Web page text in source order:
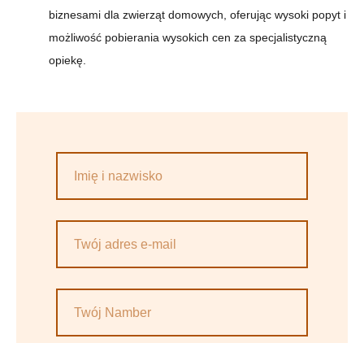
biznesami dla zwierząt domowych, oferując wysoki popyt i
możliwość pobierania wysokich cen za specjalistyczną
opiekę.